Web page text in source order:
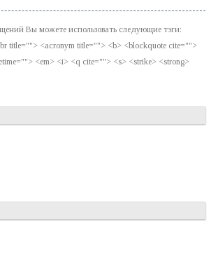
Вы можете использовать следующие тэги:
title=""> <acronym title=""> <b> <blockquote cite="">
<em> <i> <q cite=""> <s> <strike> <strong>